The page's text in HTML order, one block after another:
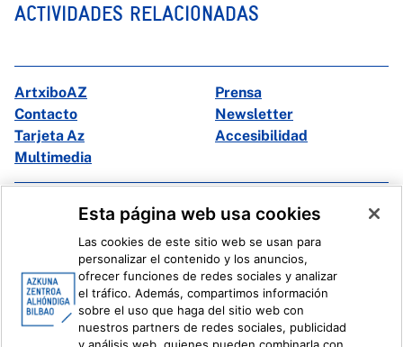
ACTIVIDADES RELACIONADAS
ArtxiboAZ
Prensa
Contacto
Newsletter
Tarjeta Az
Accesibilidad
Multimedia
Facebook
X
Ivoox
Información legal Sistema Interno de Información
Esta página web usa cookies
Las cookies de este sitio web se usan para
personalizar el contenido y los anuncios,
ofrecer funciones de redes sociales y analizar
el tráfico. Además, compartimos información
sobre el uso que haga del sitio web con
nuestros partners de redes sociales, publicidad